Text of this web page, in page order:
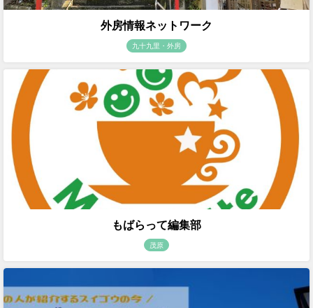
外房情報ネットワーク
九十九里・外房
もばらって編集部
茂原